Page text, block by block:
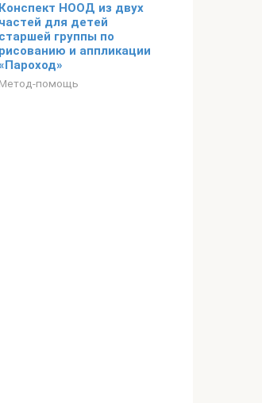
Конспект НООД из двух
частей для детей
старшей группы по
рисованию и аппликации
Метод-помощь